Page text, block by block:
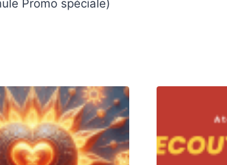
Promo spéciale)